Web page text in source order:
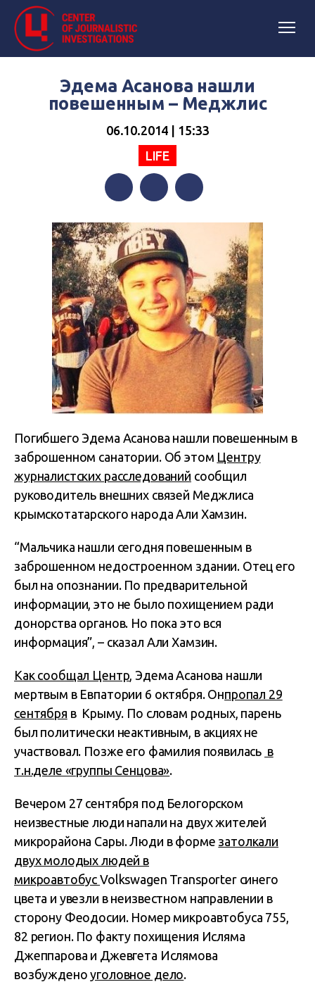
Эдема Асанова нашли
повешенным – Меджлис
06.10.2014 | 15:33
LIFE
Погибшего Эдема Асанова нашли повешенным в
заброшенном санатории. Об этом Центру
журналистских расследований сообщил
руководитель внешних связей Меджлиса
крымскотатарского народа Али Хамзин.
“Мальчика нашли сегодня повешенным в
заброшенном недостроенном здании. Отец его
был на опознании. По предварительной
информации, это не было похищением ради
донорства органов. Но пока это вся
информация”, – сказал Али Хамзин.
Как сообщал Центр, Эдема Асанова нашли
мертвым в Евпатории 6 октября. Онпропал 29
сентября в Крыму. По словам родных, парень
был политически неактивным, в акциях не
участвовал. Позже его фамилия появилась в
т.н.деле «группы Сенцова».
Вечером 27 сентября под Белогорском
неизвестные люди напали на двух жителей
микрорайона Сары. Люди в форме затолкали
двух молодых людей в
микроавтобусVolkswagen Transporter синего
цвета и увезли в неизвестном направлении в
сторону Феодосии. Номер микроавтобуса 755,
82 регион. По факту похищения Исляма
Джеппарова и Джевгета Ислямова
возбужденоуголовное дело.